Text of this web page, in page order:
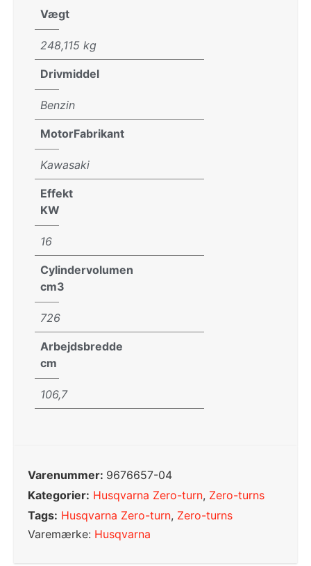
Vægt
248,115 kg
Drivmiddel
Benzin
MotorFabrikant
Kawasaki
Effekt
KW
16
Cylindervolumen
cm3
726
Arbejdsbredde
cm
106,7
Varenummer: 9676657-04
Kategorier: Husqvarna Zero-turn, Zero-turns
Tags: Husqvarna Zero-turn, Zero-turns
Varemærke: Husqvarna